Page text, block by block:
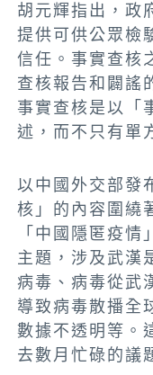
胡元輝指出，政
提供可供公眾檢
信任。事實查核
查核報告和闢謠
事實查核是以「
述，而不只有單
以中國外交部發
核」的內容圍繞
「中國隱匿疫
主題，涉及武漢
病毒、病毒從武
導致病毒散播全
數據不透明等。
去數月忙碌的議